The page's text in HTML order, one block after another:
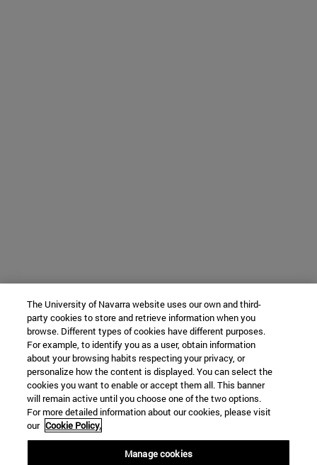
The University of Navarra website uses our own and third-
party cookies to store and retrieve information when you
browse. Different types of cookies have different purposes.
For example, to identify you as a user, obtain information
about your browsing habits respecting your privacy, or
personalize how the content is displayed. You can select the
cookies you want to enable or accept them all. This banner
will remain active until you choose one of the two options.
For more detailed information about our cookies, please visit
our Cookie Policy.
Manage cookies